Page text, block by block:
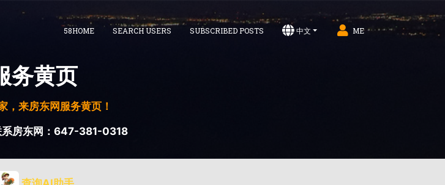
58HOME SEARCH USERS SUBSCRIBED POSTS 中文 ME
务黄页
，来房东网服务黄页！
系房东网：647-381-0318